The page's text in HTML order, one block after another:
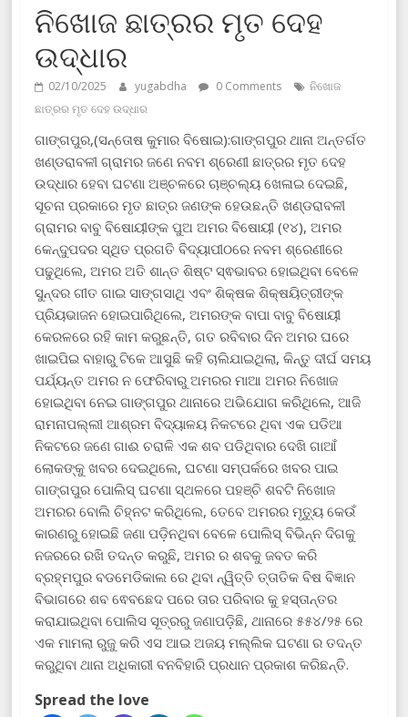
ନିଖୋଜ ଛାତ୍ରର ମୃତ ଦେହ
ଉଦ୍ଧାର
02/10/2025 yugabdha 0 Comments
ନିଖୋଜ
ଛାତ୍ରର ମୃତ ଦେହ ଉଦ୍ଧାର
ଗାଙ୍ଗପୁର,(ସନ୍ତୋଷ କୁମାର ବିଷୋଇ):ଗାଙ୍ଗପୁର ଥାନା ଅନ୍ତର୍ଗତ
ଖଣ୍ଡରାବଳୀ ଗ୍ରାମର ଜଣେ ନବମ ଶ୍ରେଣୀ ଛାତ୍ରର ମୃତ ଦେହ
ଉଦ୍ଧାର ହେବା ଘଟଣା ଅଞ୍ଚଳରେ ଚାଞ୍ଚଲ୍ୟ ଖେଳାଇ ଦେଇଛି,
ସୂଚନା ପ୍ରକାରେ ମୃତ ଛାତ୍ର ଜଣଙ୍କ ହେଉଛନ୍ତି ଖଣ୍ଡରାବଳୀ
ଗ୍ରାମର ବାବୁ ବିଷୋୟୀଙ୍କ ପୁଅ ଅମର ବିଷୋୟୀ (୧୪), ଅମର
କେନ୍ଦୁପଦର ସ୍ଥିତ ପ୍ରଗତି ବିଦ୍ୟାପୀଠରେ ନବମ ଶ୍ରେଣୀରେ
ପଢୁଥିଲେ, ଅମର ଅତି ଶାନ୍ତ ଶିଷ୍ଟ ସ୍ଵଭାବର ହୋଇଥିବା ବେଳେ
ସୁନ୍ଦର ଗୀତ ଗାଇ ସାଙ୍ଗସାଥି ଏବଂ ଶିକ୍ଷକ ଶିକ୍ଷୟିତ୍ରୀଙ୍କ
ପ୍ରିୟଭାଜନ ହୋଇପାରିଥିଲେ, ଅମରଙ୍କ ବାପା ବାବୁ ବିଷୋୟୀ
କେରଳରେ ରହି କାମ କରୁଛନ୍ତି, ଗତ ରବିବାର ଦିନ ଅମର ଘରେ
ଖାଇପିଇ ବାହାରୁ ଟିକେ ଆସୁଛି କହି ଚାଲିଯାଇଥିଲା, କିନ୍ତୁ ଦୀର୍ଘ ସମୟ
ପର୍ଯ୍ୟନ୍ତ ଅମର ନ ଫେରିବାରୁ ଅମରର ମାଆ ଅମର ନିଖୋଜ
ହୋଇଥିବା ନେଇ ଗାଙ୍ଗପୁର ଥାନାରେ ଅଭିଯୋଗ କରିଥିଲେ, ଆଜି
ରାମନାପଲ୍ଲୀ ଆଶ୍ରମ ବିଦ୍ୟାଳୟ ନିକଟରେ ଥିବା ଏକ ପଡିଆ
ନିକଟରେ ଜଣେ ଗାଈ ଚରାଳି ଏକ ଶବ ପଡିଥିବାର ଦେଖି ଗାଆଁ
ଲୋକଙ୍କୁ ଖବର ଦେଇଥିଲେ, ଘଟଣା ସମ୍ପର୍କରେ ଖବର ପାଇ
ଗାଙ୍ଗପୁର ପୋଲିସ୍ ଘଟଣା ସ୍ଥଳରେ ପହଞ୍ଚି ଶବଟି ନିଖୋଜ
ଅମରର ବୋଲି ଚିହ୍ନଟ କରିଥିଲେ, ତେବେ ଅମରର ମୃତ୍ୟୁ କେଉଁ
କାରଣରୁ ହୋଇଛି ଜଣା ପଡ଼ିନଥିବା ବେଳେ ପୋଲିସ୍ ବିଭିନ୍ନ ଦିଗକୁ
ନଜରରେ ରଖି ତଦନ୍ତ କରୁଛି, ଅମର ର ଶବକୁ ଜବତ କରି
ବ୍ରହ୍ମପୁର ବଡମେଡିକାଲ ରେ ଥିବା ନ୍ୱିତ୍ତି ତ୍ତାତିକ ବିଷ ବିଜ୍ଞାନ
ବିଭାଗରେ ଶବ ଵେବଛେଦ ପରେ ତାର ପରିବାର କୁ ହସ୍ତାନ୍ତର
କରାଯାଇଥିବା ପୋଲିସ ସୂତ୍ରରୁ ଜଣାପଡ଼ିଛି, ଥାନାରେ ୫୫୪/୨୫ ରେ
ଏକ ମାମଲା ରୁଜୁ କରି ଏସ ଆଇ ଅଜୟ ମଲ୍ଲିକ ଘଟଣା ର ତଦନ୍ତ
କରୁଥିବା ଥାନା ଅଧିକାରୀ ବନବିହାରି ପ୍ରଧାନ ପ୍ରକାଶ କରିଛନ୍ତି.
Spread the love